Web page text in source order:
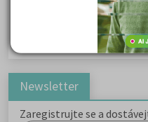
Karel Havlíček Borovský:
Romain Rolland: Petr a
Newsletter
Zaregistrujte se a